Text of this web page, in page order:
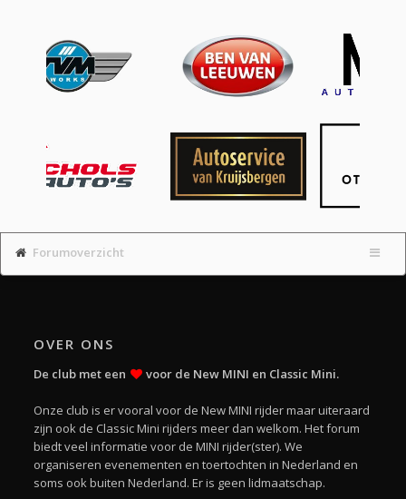
Forumoverzicht
OVER ONS
De club met een voor de New MINI en Classic Mini.
Onze club is er vooral voor de New MINI rijder maar uiteraard
zijn ook de Classic Mini rijders meer dan welkom. Het forum
biedt veel informatie voor de MINI rijder(ster). We
organiseren evenementen en toertochten in Nederland en
soms ook buiten Nederland. Er is geen lidmaatschap.